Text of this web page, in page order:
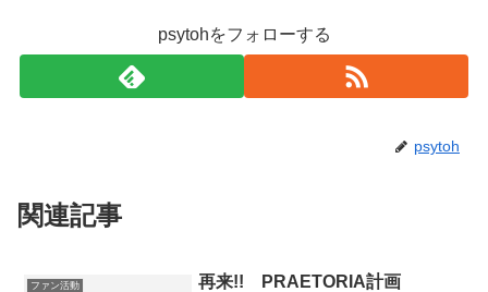
psytohをフォローする
psytoh
関連記事
ファン活動 再来!! PRAETORIA計画